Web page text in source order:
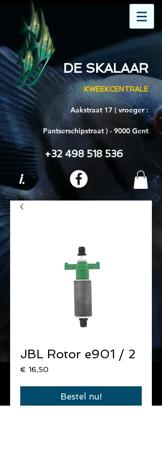
DE SKALAAR
KWEEKCENTRALE
Aakstraat 17 ( vroeger :
Pantserschipstraat ) - 9000 Gent
+32 498 518 536
i.
JBL Rotor e901 / 2
€ 16,50
Bestel nu!